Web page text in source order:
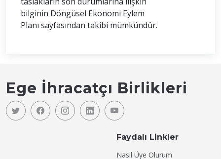
bilginin Döngüsel Ekonomi Eylem
Planı sayfasından takibi mümkündür.
Ege İhracatçı Birlikleri
Faydalı Linkler
Nasıl Üye Olurum